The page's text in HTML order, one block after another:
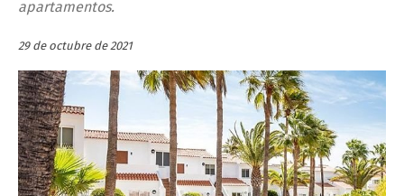
apartamentos.
29 de octubre de 2021